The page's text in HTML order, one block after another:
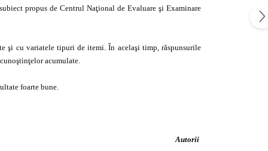
propus de Centrul Naţional de Evaluare şi Examinare
şi cu variatele tipuri de itemi. În acelaşi timp, răspunsurile
acumulate.
foarte bune.
Autorii